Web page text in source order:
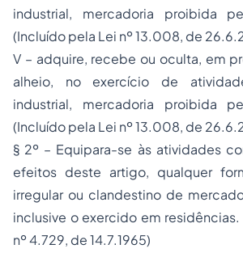
industrial, mercadoria proibida
(Incluído pela Lei nº 13.008, de
V – adquire, recebe ou oculta, em
alheio, no exercício de
industrial, mercadoria proibida
(Incluído pela Lei nº 13.008, de
§ 2º – Equipara-se às atividades
efeitos deste artigo, qualquer
irregular ou clandestino de
inclusive o exercido em
nº 4.729, de 14.7.1965)